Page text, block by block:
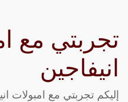
تجربتي مع
انيفاجين
إليكم تجربتي مع امبولات